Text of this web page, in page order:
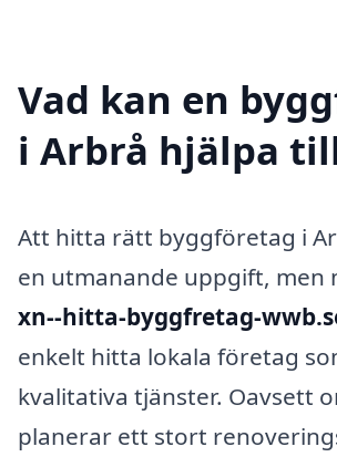
Vad kan en
i Arbrå hjälpa
Att hitta rätt byggföretag i
en utmanande uppgift, men
xn--hitta-byggfretag-
enkelt hitta lokala företag
kvalitativa tjänster. Oavsett
planerar ett stort